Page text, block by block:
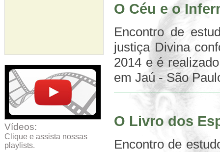
Vídeos:
Clique e assista nossas
playlists.
O Céu e o
Encontro de
justiça Divina
2014 e é
em Jaú - São
O Livro dos
Encontro de